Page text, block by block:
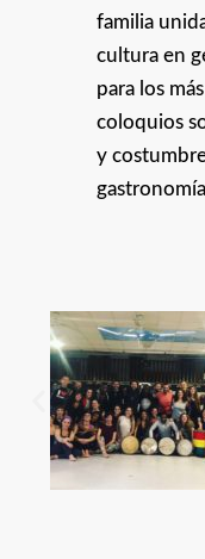
familia
cultura en
para los
coloquios
y